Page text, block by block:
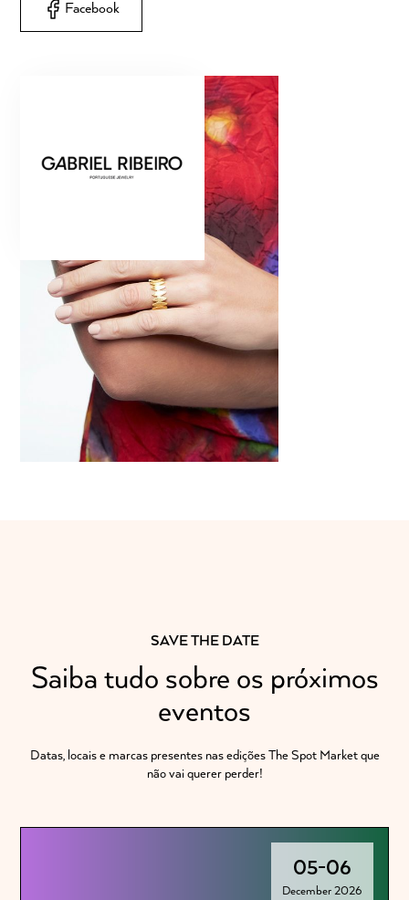
Facebook
SAVE THE DATE
Saiba tudo sobre os próximos
eventos
Datas, locais e marcas presentes nas edições The Spot Market que
não vai querer perder!
05-06
December 2026